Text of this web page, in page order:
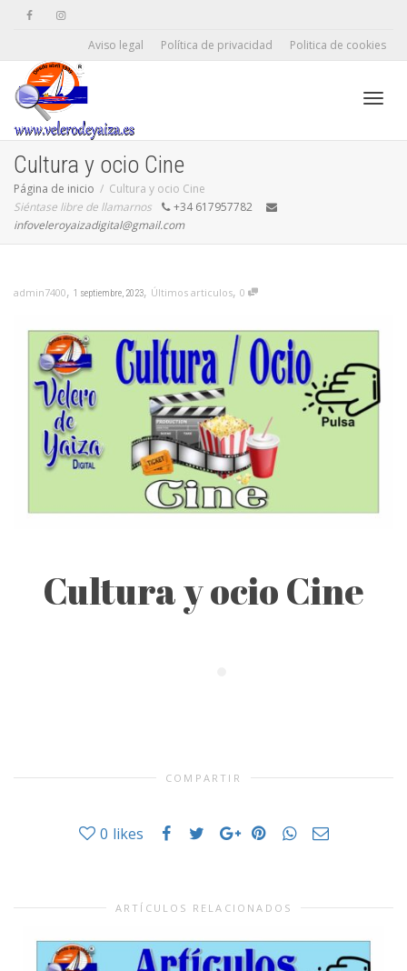
Aviso legal Política de privacidad Politica de cookies
Cultura y ocio Cine
Página de inicio
Cultura y ocio Cine
Siéntase libre de llamarnos
+34 617957782
infoveleroyaizadigital@gmail.com
admin7400, 1 septiembre, 2023, Últimos articulos, 0
Cultura y ocio Cine
COMPARTIR
0 likes
ARTÍCULOS RELACIONADOS